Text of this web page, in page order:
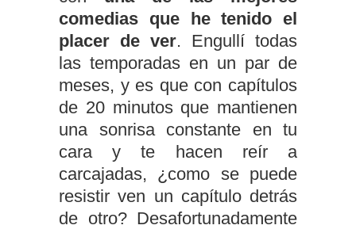
comedias que he tenido el
placer de ver. Engullí todas
las temporadas en un par de
meses, y es que con capítulos
de 20 minutos que mantienen
una sonrisa constante en tu
cara y te hacen reír a
carcajadas, ¿como se puede
resistir ven un capítulo detrás
de otro? Desafortunadamente